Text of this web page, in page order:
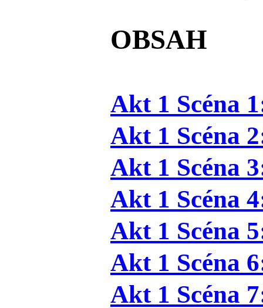
OBSAH
Akt 1 Scéna
Akt 1 Scéna
Akt 1 Scéna
Akt 1 Scéna
Akt 1 Scéna
Akt 1 Scéna
Akt 1 Scéna